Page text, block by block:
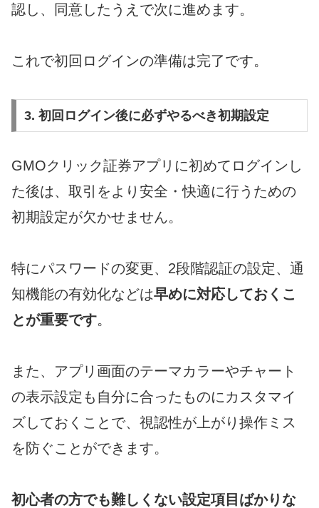
認し、同意したうえで次に進めます。
これで初回ログインの準備は完了です。
3. 初回ログイン後に必ずやるべき初期設定
GMOクリック証券アプリに初めてログインし
た後は、取引をより安全・快適に行うための
初期設定が欠かせません。
特にパスワードの変更、2段階認証の設定、通
知機能の有効化などは早めに対応しておくこ
とが重要です。
また、アプリ画面のテーマカラーやチャート
の表示設定も自分に合ったものにカスタマイ
ズしておくことで、視認性が上がり操作ミス
を防ぐことができます。
初心者の方でも難しくない設定項目ばかりな